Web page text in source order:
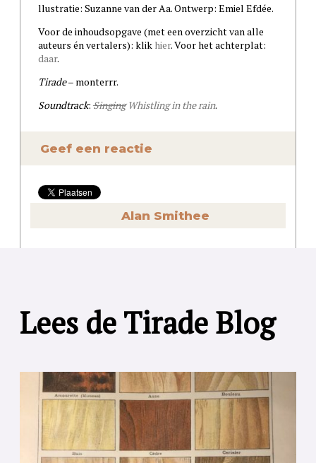
llustratie: Suzanne van der Aa. Ontwerp: Emiel Efdée.
Voor de inhoudsopgave (met een overzicht van alle
auteurs én vertalers): klik hier. Voor het achterplat:
daar.
Tirade– monterrr.
Soundtrack: SingingWhistling in the rain.
Geef een reactie
Alan Smithee
Lees de Tirade Blog